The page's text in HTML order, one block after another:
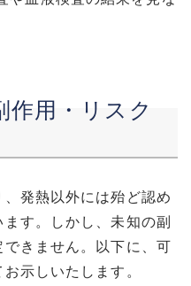
作用・リスク
発熱以外には殆ど認め
す。しかし、未知の副
きません。以下に、可
示しいたします。